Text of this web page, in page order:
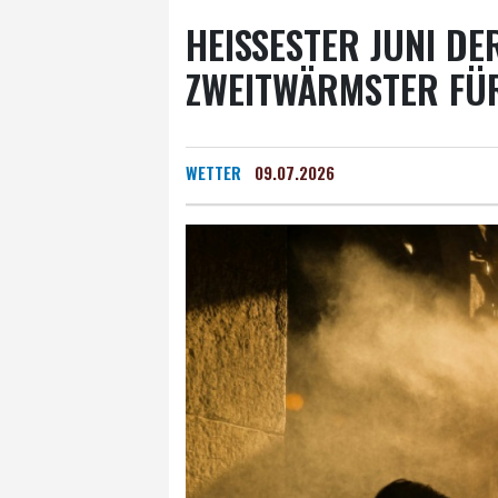
HEISSESTER JUNI
WEITWÄRMSTER
WETTER 09.07.2026